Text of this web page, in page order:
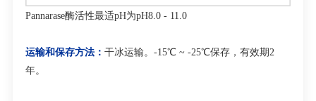
Pannarase酶活性最适pH为pH8.0 - 11.0
运输和保存方法： 干冰运输。 -15℃ ~ -25℃保存，有效期2
年。